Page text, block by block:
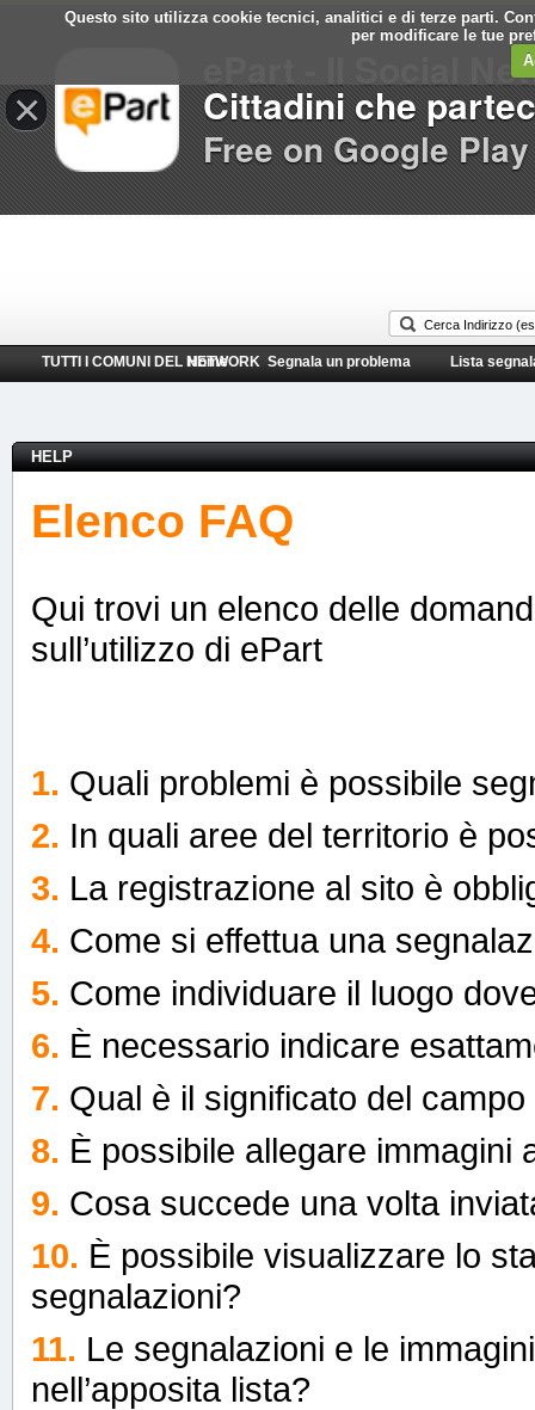
Questo sito utilizza cookie tecnici, analitici e di terze parti.
per modificare le tue
TUTTI I COMUNI DEL NETWORK
Home Segnala un problema Lista
HELP
Elenco FAQ
Qui trovi un elenco delle
sull’utilizzo di ePart
1. Quali problemi è possibile
2. In quali aree del territorio è
3. La registrazione al sito è
4. Come si effettua una
5. Come individuare il luogo
6. È necessario indicare
7. Qual è il significato del
8. È possibile allegare immagini
9. Cosa succede una volta
10. È possibile visualizzare lo
segnalazioni?
11. Le segnalazioni e le
nell’apposita lista?
×
ePart - Il Social
Cittadini che
Free on Google Play